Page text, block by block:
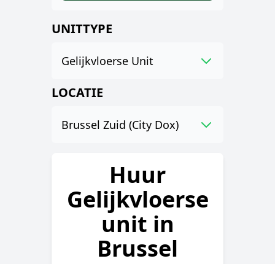
UNITTYPE
Gelijkvloerse Unit
LOCATIE
Brussel Zuid (City Dox)
Huur
Gelijkvloerse
unit in
Brussel